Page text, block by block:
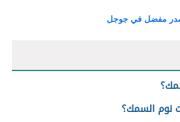
مفضل في جوجل
نوم السمك؟